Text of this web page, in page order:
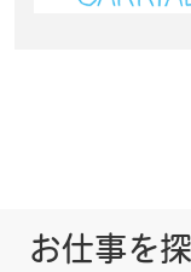
お仕事を探